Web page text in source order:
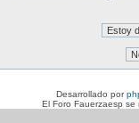
Desarrollado por
El Foro Fauerzaesp